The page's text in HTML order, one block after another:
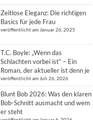
Zeitlose Eleganz: Die richtigen
Basics für jede Frau
veröffentlicht am Januar 26, 2025
T.C. Boyle: „Wenn das
Schlachten vorbei ist“ – Ein
Roman, der aktueller ist denn je
veröffentlicht am Juli 26, 2026
Blunt Bob 2026: Was den klaren
Bob-Schnitt ausmacht und wem
er steht